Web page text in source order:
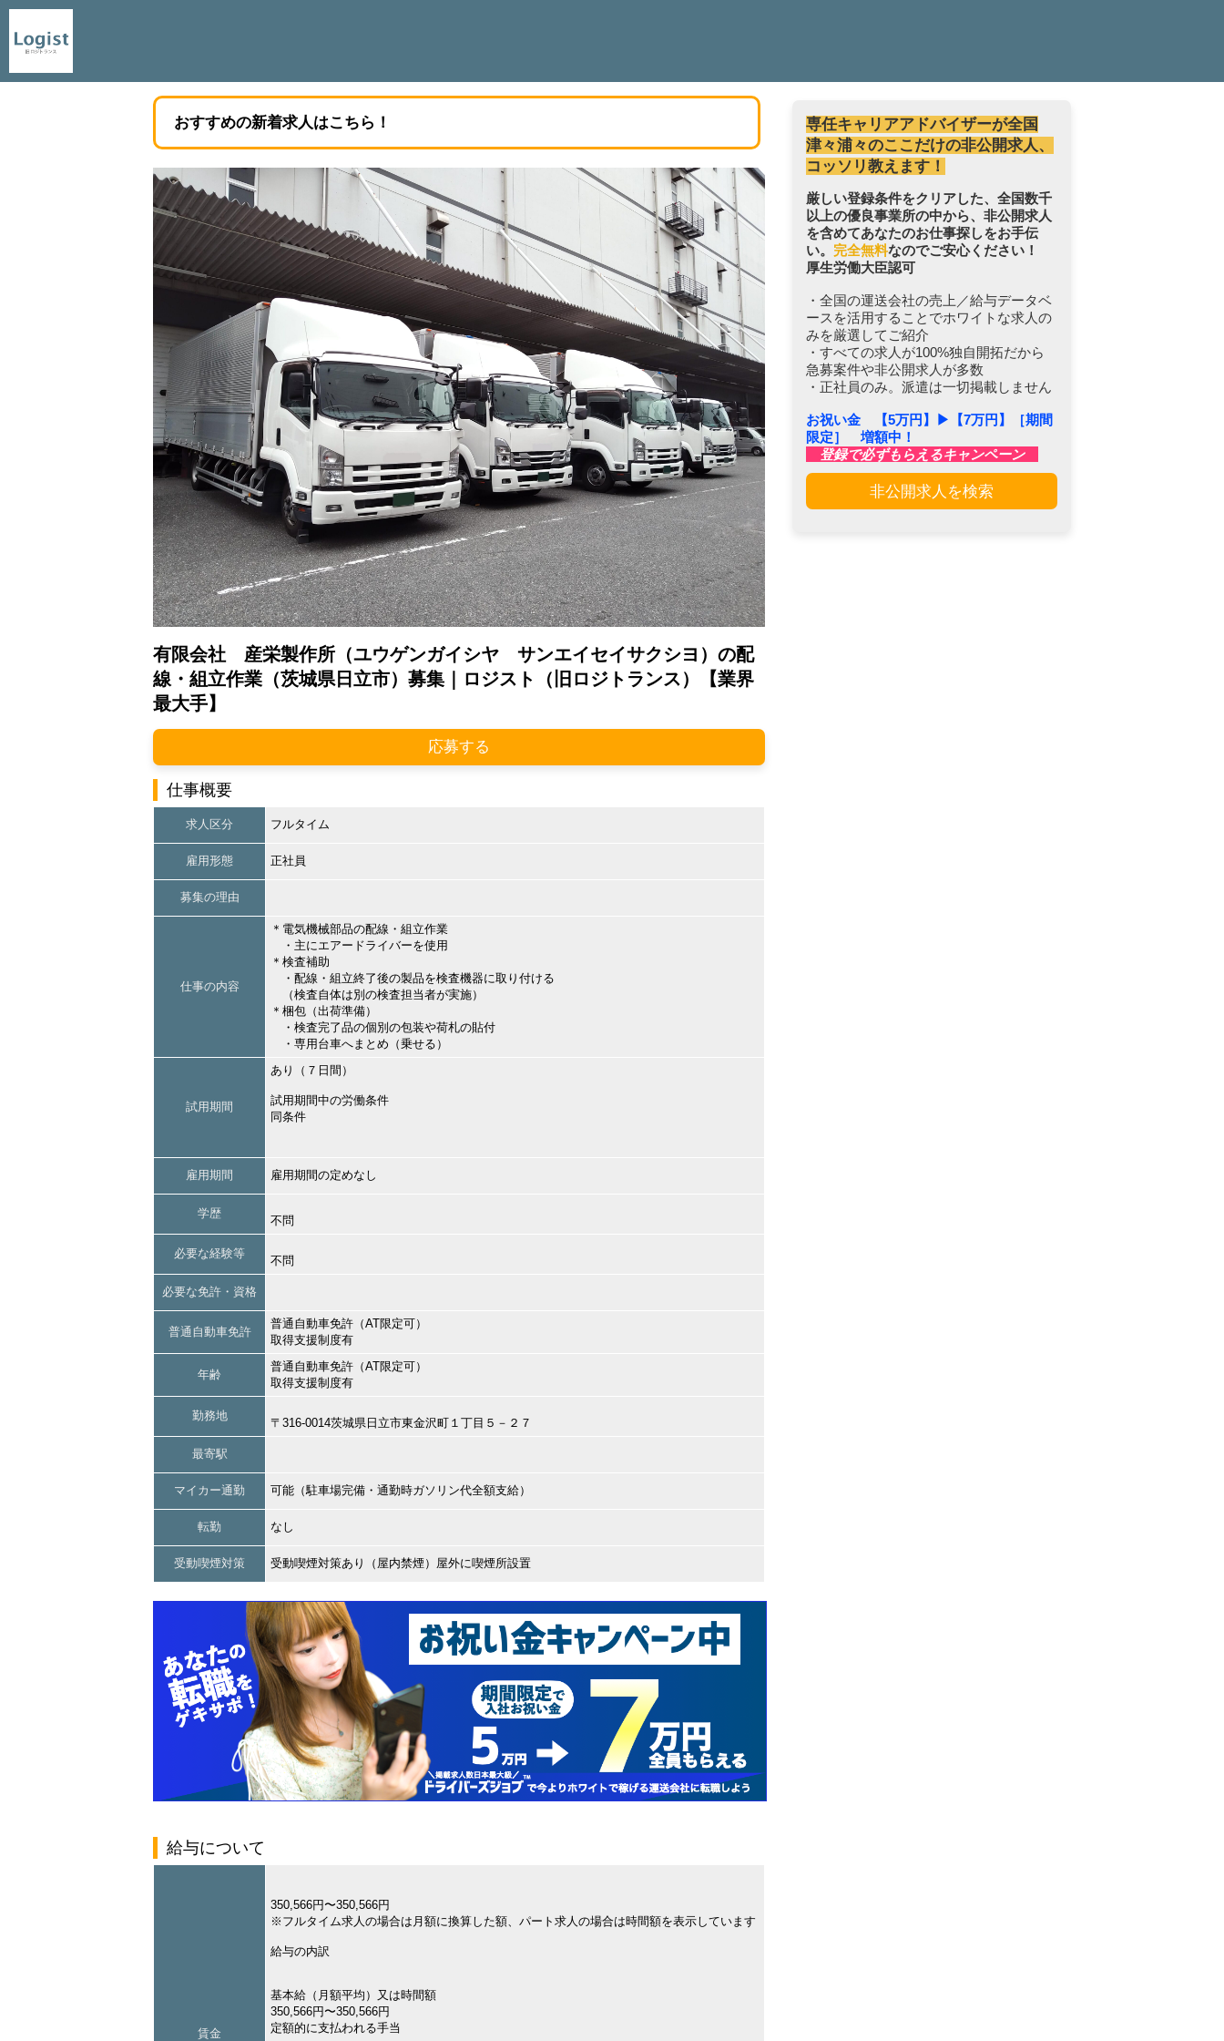
おすすめの新着求人はこちら！
有限会社 産栄製作所（ユウゲンガイシヤ サンエイセイサクシヨ）の配
線・組立作業（茨城県日立市）募集｜ロジスト（旧ロジトランス）【業界
最大手】
応募する
仕事概要
求人区分 フルタイム
雇用形態 正社員
募集の理由
仕事の内容
＊電気機械部品の配線・組立作業
・主にエアードライバーを使用
＊検査補助
・配線・組立終了後の製品を検査機器に取り付ける
（検査自体は別の検査担当者が実施）
＊梱包（出荷準備）
・検査完了品の個別の包装や荷札の貼付
・専用台車へまとめ（乗せる）
試用期間
あり（７日間）
試用期間中の労働条件
同条件
雇用期間 雇用期間の定めなし
学歴
不問
必要な経験等
不問
必要な免許・資格
普通自動車免許
普通自動車免許（AT限定可）
取得支援制度有
年齢
普通自動車免許（AT限定可）
取得支援制度有
勤務地
〒316-0014茨城県日立市東金沢町１丁目５－２７
最寄駅
マイカー通勤 可能（駐車場完備・通勤時ガソリン代全額支給）
転勤 なし
受動喫煙対策 受動喫煙対策あり（屋内禁煙）屋外に喫煙所設置
給与について
賃金
350,566円〜350,566円
※フルタイム求人の場合は月額に換算した額、パート求人の場合は時間額を表示しています
給与の内訳
基本給（月額平均）又は時間額
350,566円〜350,566円
定額的に支払われる手当
専任キャリアアドバイザーが全国
津々浦々のここだけの非公開求人、
コッソリ教えます！
厳しい登録条件をクリアした、全国数千
以上の優良事業所の中から、非公開求人
を含めてあなたのお仕事探しをお手伝
い。 完全無料なのでご安心ください！
厚生労働大臣認可
・全国の運送会社の売上／給与データベ
ースを活用することでホワイトな求人の
みを厳選してご紹介
・すべての求人が100%独自開拓だから
急募案件や非公開求人が多数
・正社員のみ。派遣は一切掲載しません
お祝い金 【5万円】▶︎【7万円】［期間
限定］ 増額中！
登録で必ずもらえるキャンペーン
非公開求人を検索